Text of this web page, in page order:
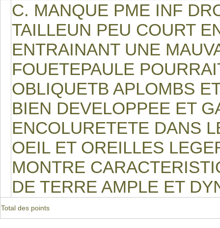
C. MANQUE PME INF
TAILLEUN PEU COURT
ENTRAINANT UNE
FOUETEPAULE
OBLIQUETB APLOMBS
BIEN DEVELOPPEE ET
ENCOLURETETE DANS
OEIL ET OREILLES
MONTRE
DE TERRE AMPLE ET
Total des points